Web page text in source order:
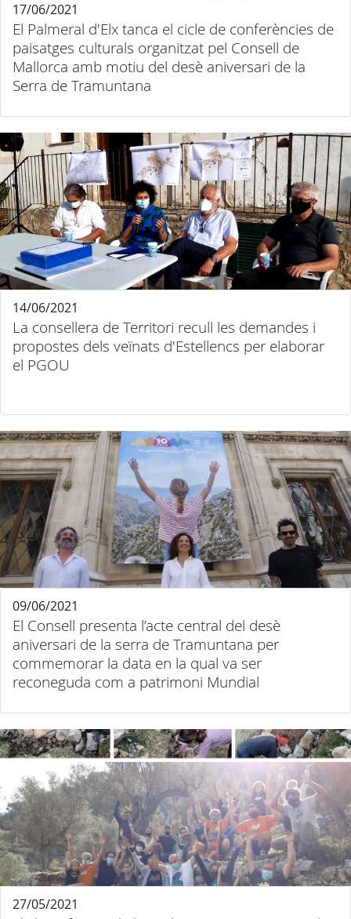
El Palmeral d'Elx tanca el cicle de conferències de
paisatges culturals organitzat pel Consell de
Mallorca amb motiu del desè aniversari de la
Serra de Tramuntana
17/06/2021
La consellera de Territori recull les demandes i
propostes dels veïnats d'Estellencs per elaborar
el PGOU
14/06/2021
El Consell presenta l’acte central del desè
aniversari de la serra de Tramuntana per
commemorar la data en la qual va ser
reconeguda com a patrimoni Mundial
09/06/2021
27/05/2021